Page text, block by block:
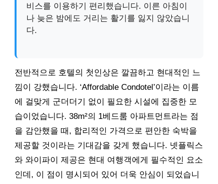
비스를 이용하기 편리했습니다. 이른 아침이
나 늦은 밤에도 거리는 활기를 잃지 않았습니
다.
전반적으로 호텔의 첫인상은 깔끔하고 현대적인 느
낌이 강했습니다. ‘Affordable Condotel’이라는 이름
에 걸맞게 군더더기 없이 필요한 시설에 집중한 모
습이었습니다. 38m²의 1베드룸 아파트먼트라는 점
을 감안했을 때, 합리적인 가격으로 편안한 숙박을
제공할 것이라는 기대감을 갖게 했습니다. 넷플릭스
와 와이파이 제공은 현대 여행객에게 필수적인 요소
인데, 이 점이 명시되어 있어 더욱 안심이 되었습니